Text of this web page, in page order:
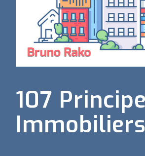
107
Immobiliers